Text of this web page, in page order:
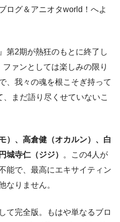
ログ＆アニオタworld！へよ
第2期が熱狂のもとに終了し
ァンとしては楽しみの限り
、我々の魂を根こそぎ持って
、まだ語り尽くせていないこ
）、高倉健（オカルン）、白
城寺仁（ジジ）
。この4人が
能で、最高にエキサイティン
なりません。
て完全版。もはや単なるブロ